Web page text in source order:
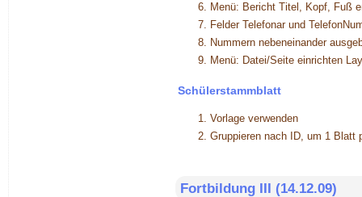
Menü: Bericht Titel, Kopf, Fuß
Felder Telefonar und
Nummern nebeneinander
Menü: Datei/Seite einrichten
Schülerstammblatt
Vorlage verwenden
Gruppieren nach ID, um 1 Blatt
Fortbildung III (14.12.09)